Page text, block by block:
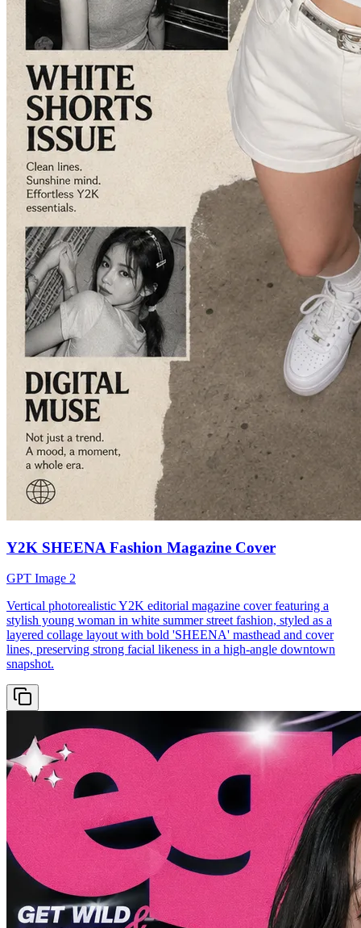
Y2K SHEENA Fashion Magazine Cover
GPT Image 2
Vertical photorealistic Y2K editorial magazine cover featuring a
stylish young woman in white summer street fashion, styled as a
layered collage layout with bold 'SHEENA' masthead and cover
lines, preserving strong facial likeness in a high-angle downtown
snapshot.